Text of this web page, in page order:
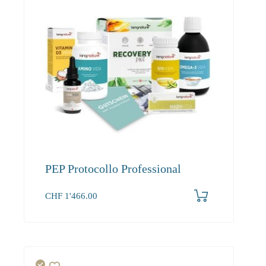
PEP Protocollo Professional
CHF 1'466.00